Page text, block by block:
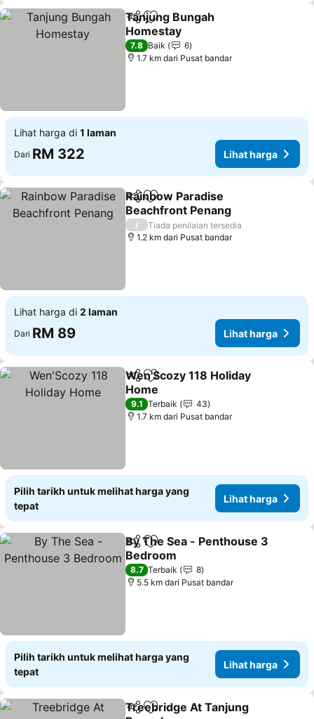
KongsiTambah ke favorit
Tanjung Bungah
Homestay
Lihat harga
7.8 Baik
6
1.7 km dari Pusat bandar
Lihat harga di 1 laman
Dari RM 322 Lihat harga
KongsiTambah ke favorit
Rainbow Paradise
Beachfront Penang
Lihat harga
/
Tiada penilaian tersedia
1.2 km dari Pusat bandar
Lihat harga di 2 laman
Dari RM 89 Lihat harga
KongsiTambah ke favorit
Wen'Scozy 118 Holiday
Home
Lihat harga
9.1 Terbaik
43
1.7 km dari Pusat bandar
Pilih tarikh untuk melihat harga yang
tepat
Lihat harga
KongsiTambah ke favorit
By The Sea - Penthouse 3
Bedroom
Lihat harga
8.7 Terbaik
8
5.5 km dari Pusat bandar
Pilih tarikh untuk melihat harga yang
tepat
Lihat harga
KongsiTambah ke favorit
Treebridge At Tanjung